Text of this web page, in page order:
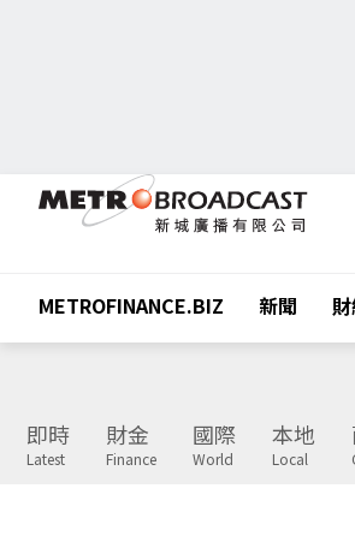
METROFINANCE.BIZ 新聞
即時
Latest
財金
Finance
國際
World
本地
Local